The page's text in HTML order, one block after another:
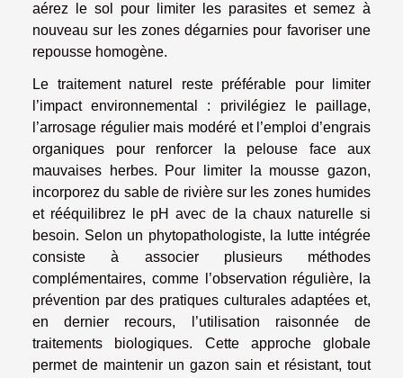
aérez le sol pour limiter les parasites et semez à
nouveau sur les zones dégarnies pour favoriser une
repousse homogène.
Le traitement naturel reste préférable pour limiter
l’impact environnemental : privilégiez le paillage,
l’arrosage régulier mais modéré et l’emploi d’engrais
organiques pour renforcer la pelouse face aux
mauvaises herbes. Pour limiter la mousse gazon,
incorporez du sable de rivière sur les zones humides
et rééquilibrez le pH avec de la chaux naturelle si
besoin. Selon un phytopathologiste, la lutte intégrée
consiste à associer plusieurs méthodes
complémentaires, comme l’observation régulière, la
prévention par des pratiques culturales adaptées et,
en dernier recours, l’utilisation raisonnée de
traitements biologiques. Cette approche globale
permet de maintenir un gazon sain et résistant, tout